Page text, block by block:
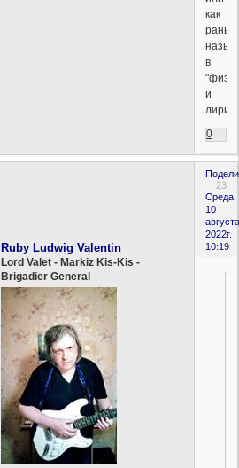
как
в
и
0
23
Среда,
10
2022г.
10:19
Ruby Ludwig Valentin
Lord Valet - Markiz Kis-Kis -
Brigadier General